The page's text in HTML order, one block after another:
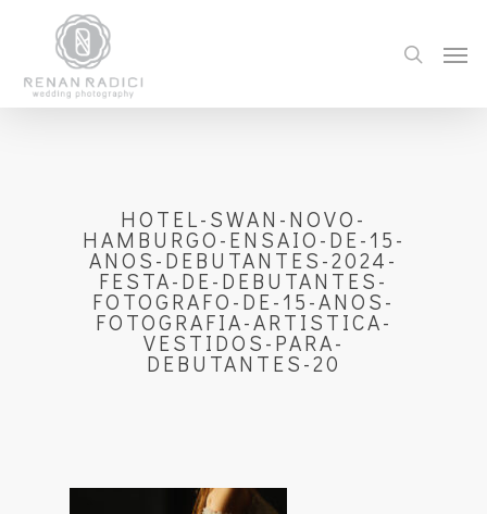
HOTEL-SWAN-NOVO-
HAMBURGO-ENSAIO-DE-15-
ANOS-DEBUTANTES-2024-
FESTA-DE-DEBUTANTES-
FOTOGRAFO-DE-15-ANOS-
FOTOGRAFIA-ARTISTICA-
VESTIDOS-PARA-
DEBUTANTES-20